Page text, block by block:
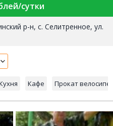
сутки
р-н, с. Селитренное, ул.
Кафе Прокат